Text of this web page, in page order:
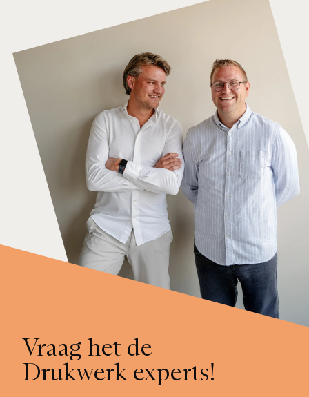
Vraag het de
Drukwerk experts!